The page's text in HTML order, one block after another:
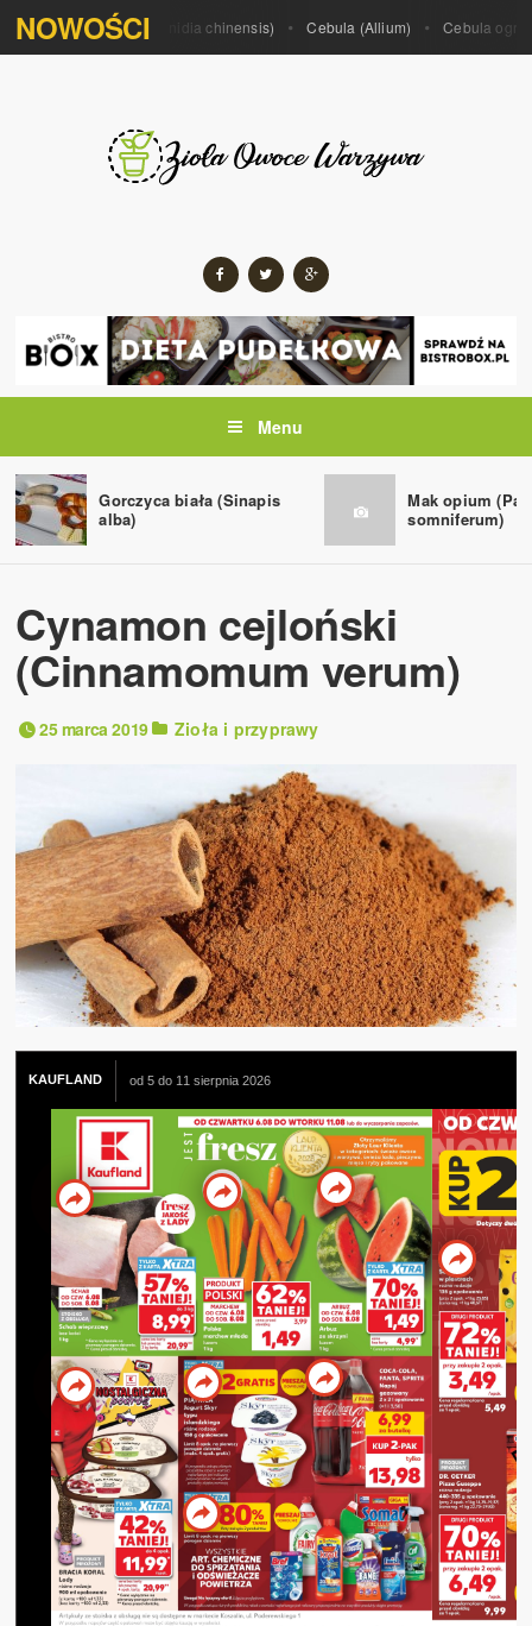
NOWOŚCIKiwi (Actinidia chinensis) Cebula (Allium) Cebula
Menu
Gorczyca biała (Sinapis
alba)
Mak opium
somniferum)
Cynamon cejloński
(Cinnamomum verum)
25 marca 2019 Zioła i przyprawy